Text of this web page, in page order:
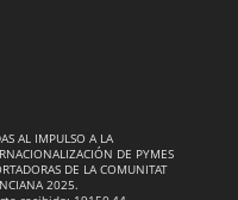
AL IMPULSO A LA
DE PYMES
DE LA COMUNITAT
2025.